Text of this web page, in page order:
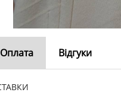
Відгуки